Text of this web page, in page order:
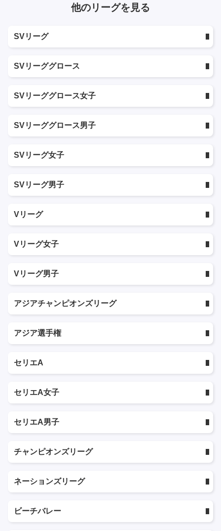
他のリーグを見る
SVリーグ
SVリーググロース
SVリーググロース女子
SVリーググロース男子
SVリーグ女子
SVリーグ男子
Vリーグ
Vリーグ女子
Vリーグ男子
アジアチャンピオンズリーグ
アジア選手権
セリエA
セリエA女子
セリエA男子
チャンピオンズリーグ
ネーションズリーグ
ビーチバレー